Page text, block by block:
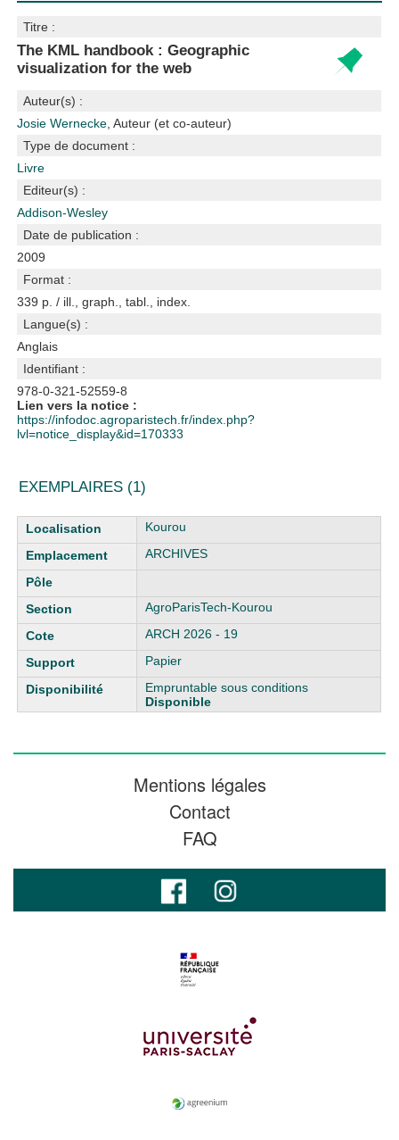
Titre :
The KML handbook : Geographic
visualization for the web
Auteur(s) :
Josie Wernecke , Auteur (et co-auteur)
Type de document :
Livre
Editeur(s) :
Addison-Wesley
Date de publication :
2009
Format :
339 p. / ill., graph., tabl., index.
Langue(s) :
Anglais
Identifiant :
978-0-321-52559-8
Lien vers la notice :
https://infodoc.agroparistech.fr/index.php?
lvl=notice_display&id=170333
EXEMPLAIRES (1)
Liste des exemplaires
Kourou
ARCHIVES
AgroParisTech-Kourou
ARCH 2026 - 19
Papier
Empruntable sous conditions
Disponible
Mentions légales
Contact
FAQ